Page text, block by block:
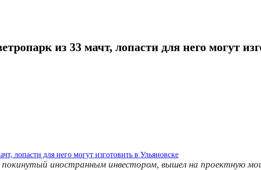
из 33 мачт, лопасти для него могут
покинутый иностранным инвестором, вышел на проектную